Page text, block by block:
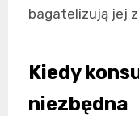
bagatelizują jej
Kiedy
niezbędna